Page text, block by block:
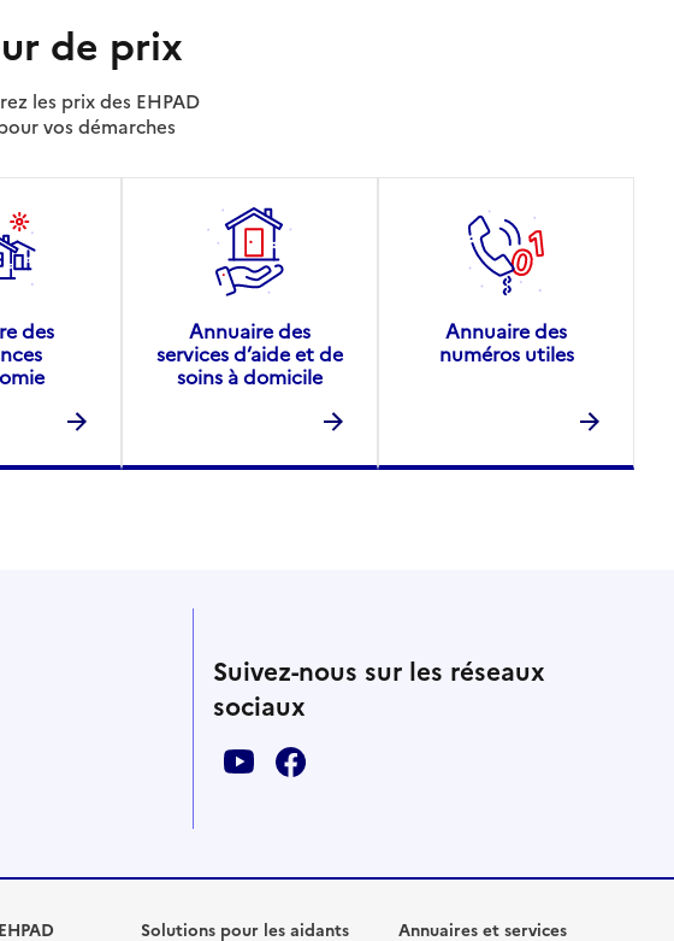
de prix
les prix des EHPAD
vos démarches
des
Annuaire des
services d’aide et de
soins à domicile
Annuaire des
numéros utiles
Suivez-nous sur les réseaux
sociaux
Solutions pour les aidants Annuaires et services